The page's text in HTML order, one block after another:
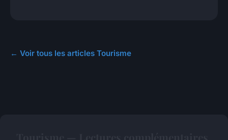
← Voir tous les articles Tourisme